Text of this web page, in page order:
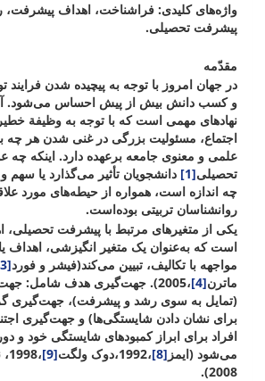
واژه‌های کلیدی: فراشناخت، اهداف پیشرفت،
پیشرفت تحصیلی.
مقدّمه
در جهان امروز با توجه به پیچیده شدن فرایند
و کسب دانش بیش از پیش احساس می‌شود.
نهادهای مهمی است که با توجه به وظیفة
اجتماع، مسئولیت بزرگی در غنی‌ شدن هر چه
علمی و معنوی جامعه برعهده دارد. اینکه چه
تحصیلی[1]
دانشجویان تأثیر می‌گذارد یا
چه اندازه است، همواره از حیطه‌های مورد
روانشناسان تربیتی بوده‌است.
یکی از متغیرهای مرتبط با پیشرفت
است که به‌عنوان یک متغیر انگیزشی، اهداف
مواجهه با تکالیف، تبیین می‌کند(فیشر و فورد[3]
ماترن[4] ،2005). جهت‌گیری هدف شامل: جهت‌گیری یادگیری
(تمایل به سوی رشد و پیشرفت)، جهت‌گیری
برای نشان دادن شایستگی‌ها) و جهت‌گیری
افراد برای ابراز کمبودهای شایستگی خود و
می‌شود (ایمز [8] ،1992،دوک ولگت [9]
2008).